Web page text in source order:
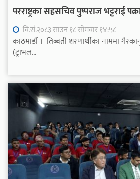
परराष्ट्रका सहसचिव पुष्पराज भट्टराई
वि.सं.२०८३ साउन १८ सोमवार १४:५८
काठमाडौं । तिब्बती शरणार्थीका नाममा
(ट्राभल...